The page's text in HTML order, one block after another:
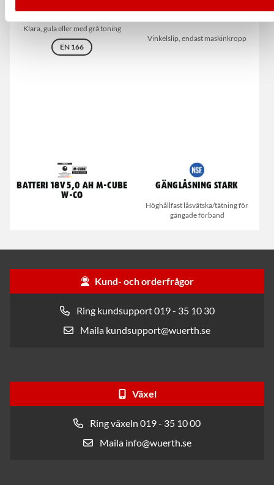
Skyddsglasögon Askella
Klara, gula eller med grå toning
EN 166
Vinkelslip M-Cube 18V AWS
Vinkelslip, endast maskinkropp
Batteri 18V 5,0 AH M-CUBE
W-CO
Gänglåsning Stark
Höghållfast låsvätska/tätning för
gängade förband
Kund- och orderfrågor
Ring kundsupport 019 - 35 10 30
Maila kundsupport@wuerth.se
Växel
Ring växeln 019 - 35 10 00
Maila info@wuerth.se